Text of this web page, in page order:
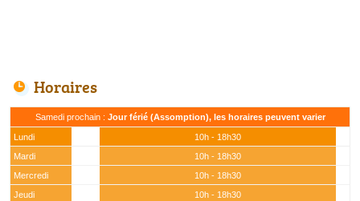
Horaires
Samedi prochain : Jour férié (Assomption), les horaires peuvent varier
Lundi
10h - 18h30
Mardi
10h - 18h30
Mercredi
10h - 18h30
Jeudi
10h - 18h30